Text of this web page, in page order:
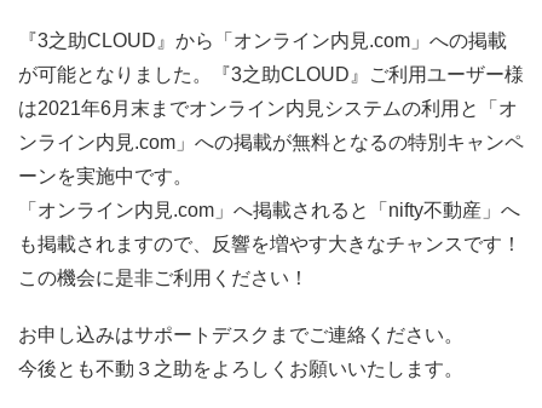
『3之助CLOUD』から「オンライン内見.com」への掲載
が可能となりました。『3之助CLOUD』ご利用ユーザー様
は2021年6月末までオンライン内見システムの利用と「オ
ンライン内見.com」への掲載が無料となるの特別キャンペ
ーンを実施中です。
「オンライン内見.com」へ掲載されると「nifty不動産」へ
も掲載されますので、反響を増やす大きなチャンスです！
この機会に是非ご利用ください！
お申し込みはサポートデスクまでご連絡ください。
今後とも不動３之助をよろしくお願いいたします。